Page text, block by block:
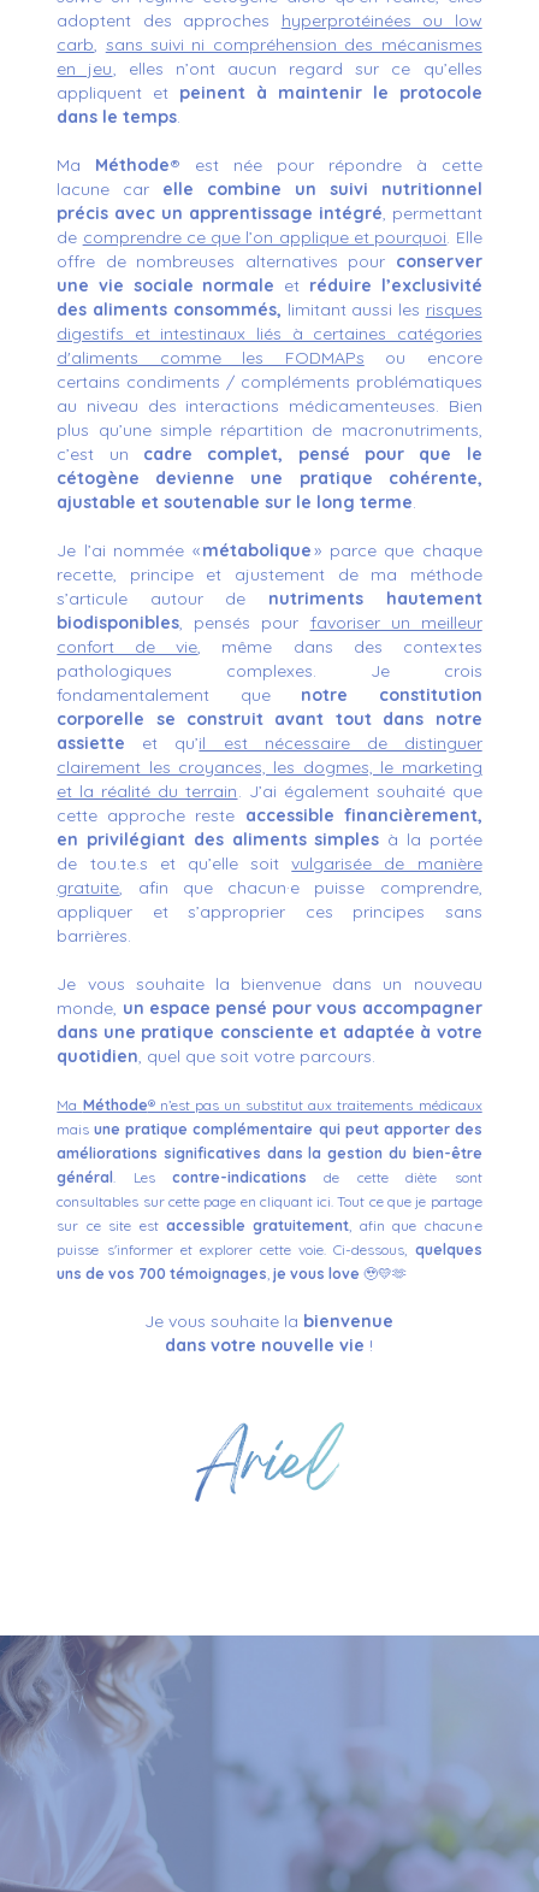
adoptent des approches hyperprotéinées ou low
carb, sans suivi ni compréhension des mécanismes
en jeu, elles n’ont aucun regard sur ce qu’elles
appliquent et peinent à maintenir le protocole
dans le temps.
Ma Méthode® est née pour répondre à cette
lacune car elle combine un suivi nutritionnel
précis avec un apprentissage intégré, permettant
de comprendre ce que l’on applique et pourquoi. Elle
offre de nombreuses alternatives pour conserver
une vie sociale normale et réduire l’exclusivité
des aliments consommés, limitant aussi les risques
digestifs et intestinaux liés à certaines catégories
d'aliments comme les FODMAPs ou encore
certains condiments / compléments problématiques
au niveau des interactions médicamenteuses. Bien
plus qu’une simple répartition de macronutriments,
c’est un cadre complet, pensé pour que le
cétogène devienne une pratique cohérente,
ajustable et soutenable sur le long terme.
Je l’ai nommée «métabolique» parce que chaque
recette, principe et ajustement de ma méthode
s’articule autour de nutriments hautement
biodisponibles, pensés pour favoriser un meilleur
confort de vie, même dans des contextes
pathologiques complexes. Je crois
fondamentalement que notre constitution
corporelle se construit avant tout dans notre
assiette et qu’il est nécessaire de distinguer
clairement les croyances, les dogmes, le marketing
et la réalité du terrain. J’ai également souhaité que
cette approche reste accessible financièrement,
en privilégiant des aliments simples à la portée
de tou.te.s et qu’elle soitvulgarisée de manière
gratuite, afin que chacun·e puisse comprendre,
appliquer et s’approprier ces principes sans
barrières.
Je vous souhaite la bienvenue dans un nouveau
monde, un espace pensé pour vous accompagner
dans une pratique consciente et adaptée à votre
quotidien, quel que soit votre parcours.
Ma Méthode® n’est pas un substitut aux traitements médicaux
maisune pratique complémentaire qui peut apporter des
améliorations significatives dans la gestion du bien-être
général. Lescontre-indications de cette diète sont
consultables sur cette page en cliquant ici. Tout ce que je partage
sur ce site est accessible gratuitement, afin que chacun·e
puisse s'informer et explorer cette voie.Ci-dessous, quelques
uns de vos 700 témoignages,je vous love 🥹💛🫶
Je vous souhaite la bienvenue
dans votre nouvelle vie !